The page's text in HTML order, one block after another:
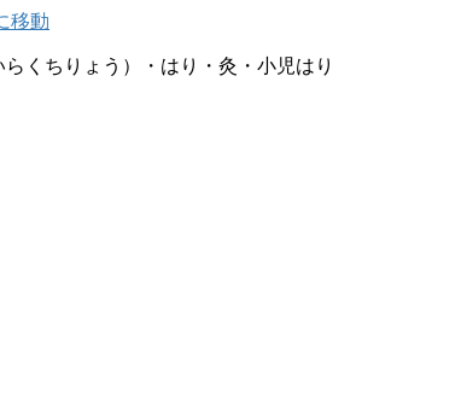
移動
くちりょう）・はり・灸・小児はり